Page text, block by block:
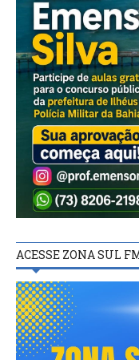
ACESSE ZONA SUL